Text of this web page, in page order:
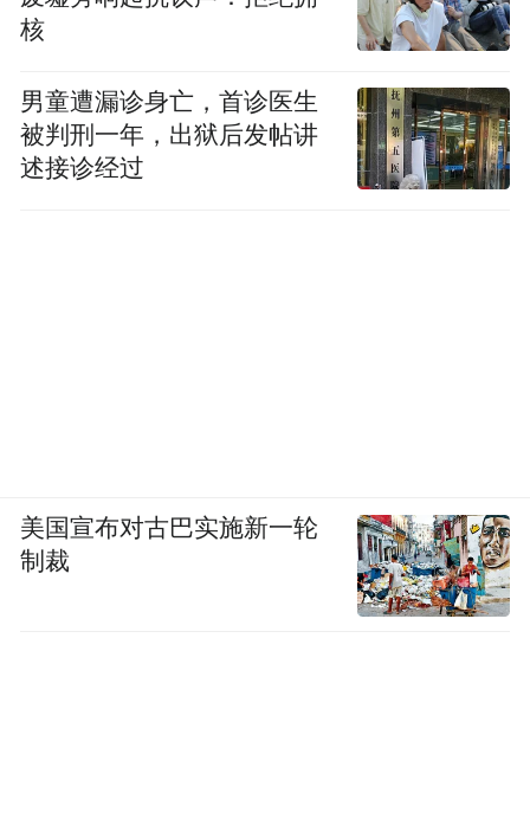
核
男童遭漏诊身亡，首诊医生
被判刑一年，出狱后发帖讲
述接诊经过
美国宣布对古巴实施新一轮
制裁